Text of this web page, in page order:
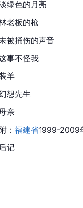
绿色的月亮
老板的枪
未被捅伤的声音
事不怪我
羊
想先生
亲
附： 福建省1999-2009
后记